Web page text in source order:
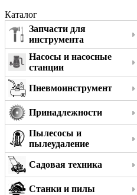
Каталог
Запчасти для
инструмента
Насосы и насосные
станции
Пневмоинструмент
Принадлежности
Пылесосы и
пылеудаление
Садовая техника
Станки и пилы